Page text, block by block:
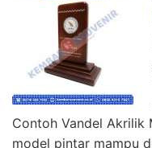
Contoh Vandel Akrilik
model pintar mampu